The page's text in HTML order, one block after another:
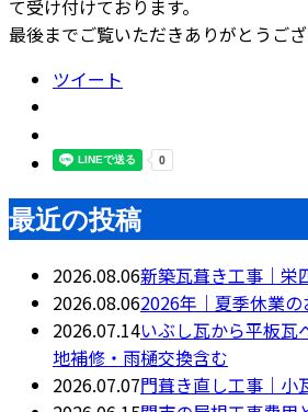
て受け付けております。
最後までご覧いただきありがとうござ
ツイート
最近の投稿
2026.08.06新築瓦葺き工事｜栄
2026.08.062026年｜夏季休業の
2026.07.14いぶし瓦から平板瓦
地補修・雨樋交換含む
2026.07.07門葺き直し工事｜小